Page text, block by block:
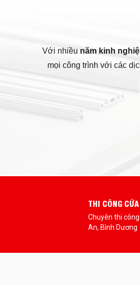
Với nhiều năm kinh
mọi công trình với các
THI CÔNG
AN
Chuyên thi
An, Bình Dương